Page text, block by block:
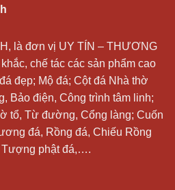
là đơn vị UY TÍN – THƯƠNG
chế tác các sản phẩm cao
đẹp; Mộ đá; Cột đá Nhà thờ
Bảo điện, Công trình tâm linh;
tổ, Từ đường, Cổng làng; Cuốn
đá, Rồng đá, Chiếu Rồng
Tượng phật đá,….